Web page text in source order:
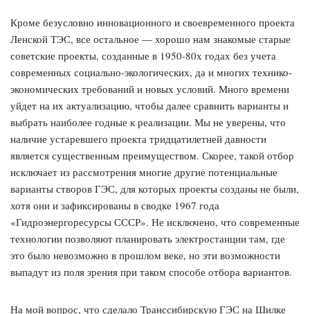
Кроме безусловно инновационного и своевременного проекта
Ленской ТЭС, все остальное — хорошо нам знакомые старые
советские проекты, созданные в 1950-80х годах без учета
современных социально-экологических, да и многих технико-
экономических требований и новых условий. Много времени
уйдет на их актуализацию, чтобы далее сравнить варианты и
выбрать наиболее годные к реализации. Мы не уверены, что
наличие устаревшего проекта тридцатилетней давности
является существенным преимуществом. Скорее, такой отбор
исключает из рассмотрения многие другие потенциальные
варианты створов ГЭС, для которых проекты созданы не были,
хотя они и зафиксированы в сводке 1967 года
«Гидроэнергоресурсы СССР». Не исключено, что современные
технологии позволяют планировать электростанции там, где
это было невозможно в прошлом веке, но эти возможности
выпадут из поля зрения при таком способе отбора вариантов.
На мой вопрос, что сделало Транссибирскую ГЭС на Шилке